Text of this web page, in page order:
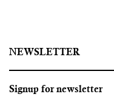
NEWSLETTER
Signup for newsletter